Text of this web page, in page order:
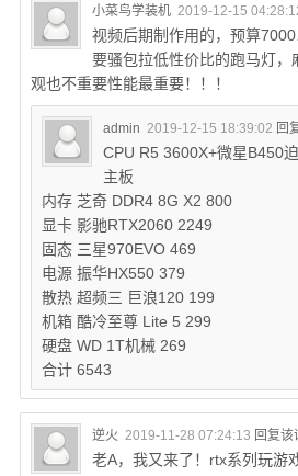
小菜鸟学装机 2019-12-15
视频后期制作用的，预算
要骚包拉低性价比的跑马灯，
观也不重要性能最重要！！！
admin 2019-12-15 18:39:02 回
CPU R5 3600X+微星B450
主板
内存 芝奇 DDR4 8G X2 800
显卡 影驰RTX2060 2249
固态 三星970EVO 469
电源 振华HX550 379
散热 超频三 巨浪120 199
机箱 酷冷至尊 Lite 5 299
硬盘 WD 1T机械 269
合计 6543
逆火 2019-11-28 07:24:13 回复该
老A，我又来了！rtx系列玩游